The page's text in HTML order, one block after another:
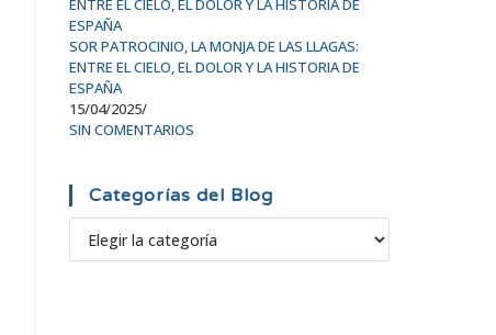
SOR PATROCINIO, LA MONJA DE LAS LLAGAS:
ENTRE EL CIELO, EL DOLOR Y LA HISTORIA DE
ESPAÑA
15/04/2025/
SIN COMENTARIOS
Categorías del Blog
DEL